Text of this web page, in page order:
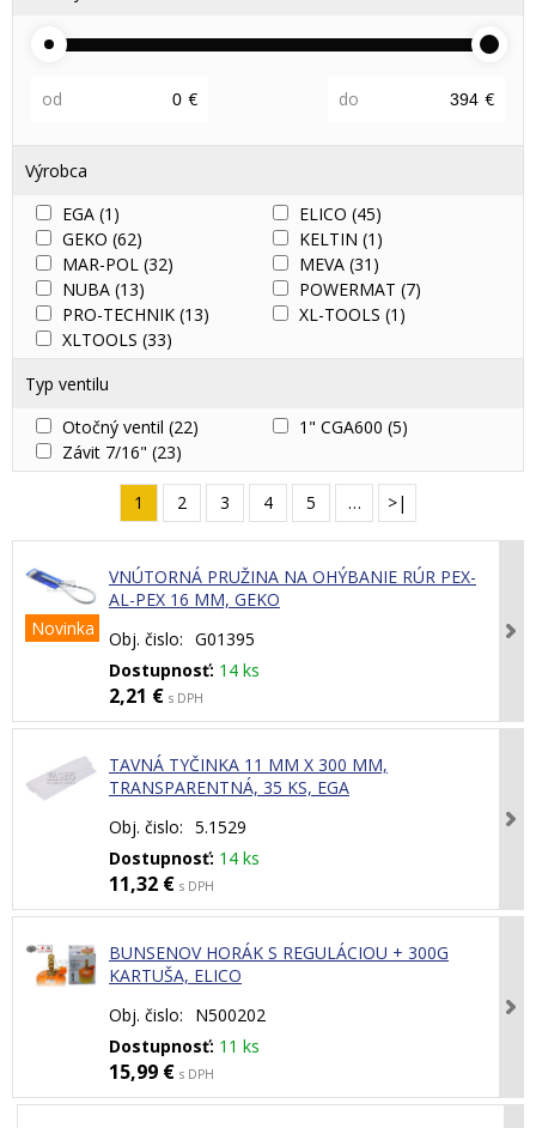
od € do €
Výrobca
EGA (1) ELICO (45)
GEKO (62) KELTIN (1)
MAR-POL (32) MEVA (31)
NUBA (13) POWERMAT (7)
PRO-TECHNIK (13) XL-TOOLS (1)
XLTOOLS (33)
Typ ventilu
Otočný ventil (22) 1" CGA600 (5)
Závit 7/16" (23)
1 2 3 4 5 … >|
Novinka
VNÚTORNÁ PRUŽINA NA OHÝBANIE RÚR PEX-
AL-PEX 16 MM, GEKO
Obj. čislo: G01395
Dostupnosť: 14 ks
2,21 € s DPH
TAVNÁ TYČINKA 11 MM X 300 MM,
TRANSPARENTNÁ, 35 KS, EGA
Obj. čislo: 5.1529
Dostupnosť: 14 ks
11,32 € s DPH
BUNSENOV HORÁK S REGULÁCIOU + 300G
KARTUŠA, ELICO
Obj. čislo:
N500202
Dostupnosť: 11 ks
15,99 € s DPH